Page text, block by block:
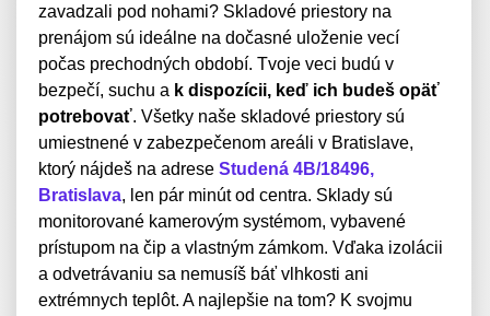
zavadzali pod nohami? Skladové priestory na
prenájom sú ideálne na dočasné uloženie vecí
počas prechodných období. Tvoje veci budú v
bezpečí, suchu a k dispozícii, keď ich budeš opäť
potrebovať. Všetky naše skladové priestory sú
umiestnené v zabezpečenom areáli v Bratislave,
ktorý nájdeš na adrese Studená 4B/18496,
Bratislava, len pár minút od centra. Sklady sú
monitorované kamerovým systémom, vybavené
prístupom na čip a vlastným zámkom. Vďaka izolácii
a odvetrávaniu sa nemusíš báť vlhkosti ani
extrémnych teplôt. A najlepšie na tom? K svojmu